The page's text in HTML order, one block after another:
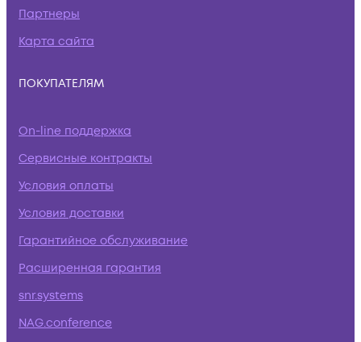
Партнеры
Карта сайта
ПОКУПАТЕЛЯМ
On-line поддержка
Сервисные контракты
Условия оплаты
Условия доставки
Гарантийное обслуживание
Расширенная гарантия
snr.systems
NAG.conference